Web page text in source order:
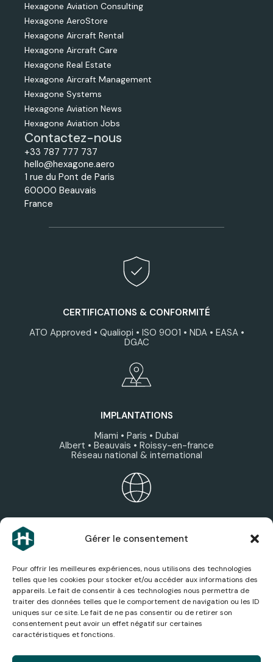
Gérer le consentement
Pour offrir les meilleures expériences, nous utilisons des technologies
telles que les cookies pour stocker et/ou accéder aux informations des
appareils. Le fait de consentir à ces technologies nous permettra de
traiter des données telles que le comportement de navigation ou les ID
uniques sur ce site. Le fait de ne pas consentir ou de retirer son
consentement peut avoir un effet négatif sur certaines
caractéristiques et fonctions.
Hexagone Aviation Consulting
Hexagone AeroStore
Hexagone Aircraft Rental
Hexagone Aircraft Care
Hexagone Real Estate
Hexagone Aircraft Management
Hexagone Systems
Hexagone Aviation News
Hexagone Aviation Jobs
Contactez-nous
+33 787 777 737
hello@hexagone.aero
1 rue du Pont de Paris
60000 Beauvais
France
CERTIFICATIONS & CONFORMITÉ
ATO Approved • Qualiopi • ISO 9001 • NDA • EASA •
DGAC
IMPLANTATIONS
Miami • Paris • Dubaï
Albert • Beauvais • Roissy-en-france
Réseau national & international
Découvrez les expertises, services et sociétés du
ACTUALITÉS AÉRONAUTIQUES